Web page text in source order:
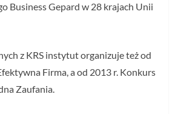
Business Gepard w 28 krajach Unii
z KRS instytut organizuje też od
Firma, a od 2013 r. Konkurs
Zaufania.